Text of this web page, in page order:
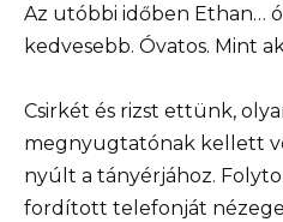
Az utóbbi időben Ethan…
kedvesebb. Óvatos. Mint
Csirkét és rizst ettünk,
megnyugtatónak kellett
nyúlt a tányérjához.
fordított telefonját